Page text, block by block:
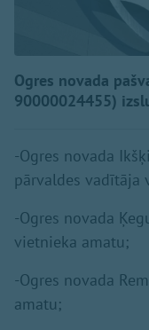
Ogres novada
90000024455)
-Ogres novada
pārvaldes vadītāja
-Ogres novada
vietnieka amatu;
-Ogres novada
amatu;